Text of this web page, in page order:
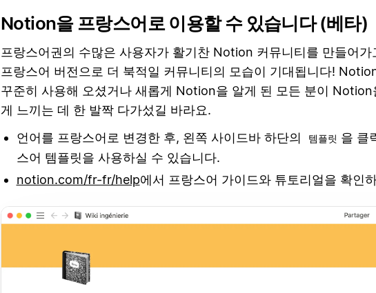
Notion을 프랑스어로 이용할 수 있습니다 (베타)
프랑스어권의 수많은 사용자가 활기찬 Notion 커뮤니티를 만들어가
프랑스어 버전으로 더 북적일 커뮤니티의 모습이 기대됩니다!
꾸준히 사용해 오셨거나 새롭게 Notion을 알게 된 모든 분이 Notion
게 느끼는 데 한 발짝 다가섰길 바라요.
언어를 프랑스어로 변경한 후, 왼쪽 사이드바 하단의
템플릿 을 클
스어 템플릿을 사용하실 수 있습니다.
notion.com/fr-fr/help에서 프랑스어 가이드와 튜토리얼을 확인